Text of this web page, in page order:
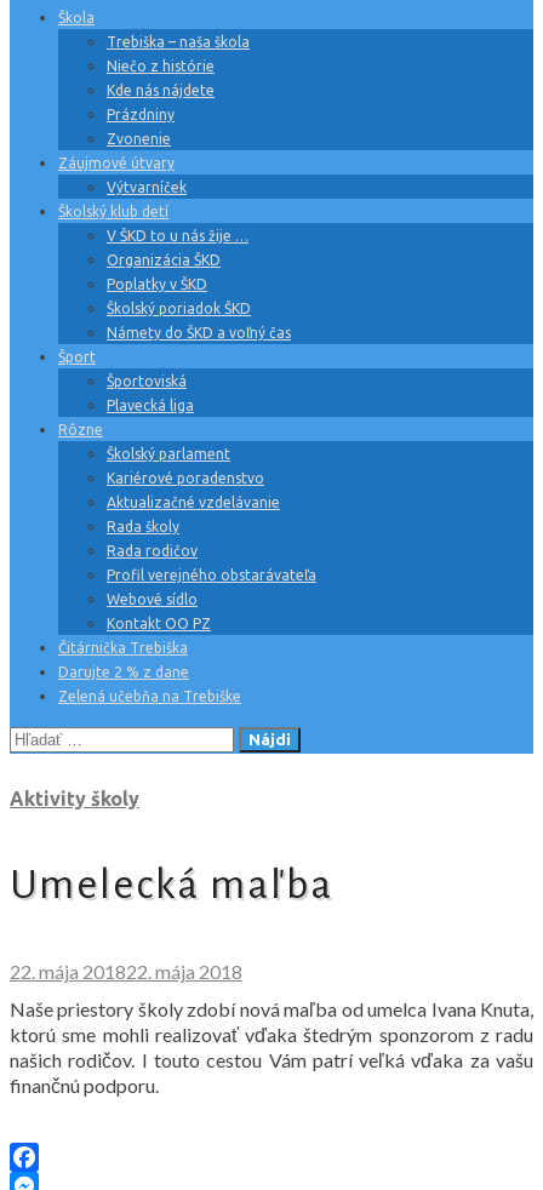
Škola
Trebiška – naša škola
Niečo z histórie
Kde nás nájdete
Prázdniny
Zvonenie
Záujmové útvary
Výtvarníček
Školský klub detí
V ŠKD to u nás žije …
Organizácia ŠKD
Poplatky v ŠKD
Školský poriadok ŠKD
Námety do ŠKD a voľný čas
Šport
Športoviská
Plavecká liga
Rôzne
Školský parlament
Kariérové poradenstvo
Aktualizačné vzdelávanie
Rada školy
Rada rodičov
Profil verejného obstarávateľa
Webové sídlo
Kontakt OO PZ
Čitárnička Trebiška
Darujte 2 % z dane
Zelená učebňa na Trebiške
Hľadať:
Aktivity školy
Umelecká maľba
22. mája 201822. mája 2018
Naše priestory školy zdobí nová maľba od umelca Ivana Knuta,
ktorú sme mohli realizovať vďaka štedrým sponzorom z radu
našich rodičov. I touto cestou Vám patrí veľká vďaka za vašu
finančnú podporu.